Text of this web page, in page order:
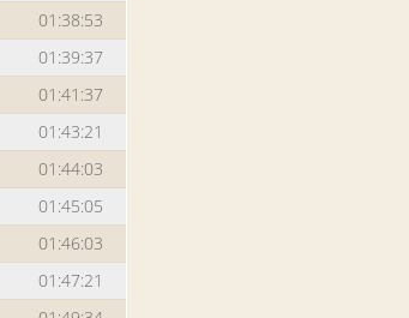
01:38:53
01:39:37
01:41:37
01:43:21
01:44:03
01:45:05
01:46:03
01:47:21